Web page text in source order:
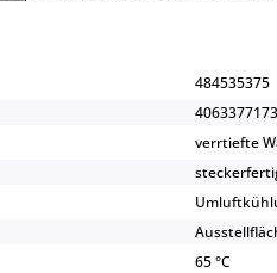
484535375
verrtiefte
65 °C